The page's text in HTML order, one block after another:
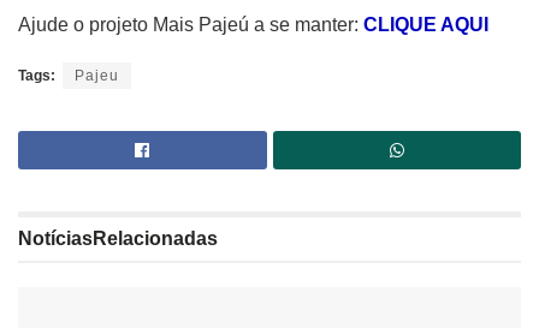
Ajude o projeto Mais Pajeú a se manter: CLIQUE AQUI
Tags: Pajeu
NotíciasRelacionadas